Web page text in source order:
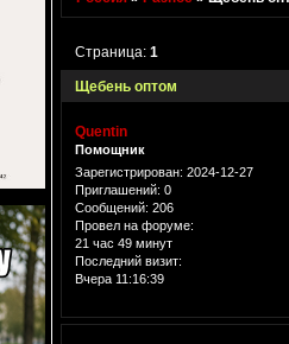
Щебень оптом
Страница:1
Quentin
Помощник
Зарегистрирован: 2024-12-27
Приглашений: 0
Сообщений: 206
Провел на форуме:
21 час 49 минут
Последний визит:
Вчера 11:16:39